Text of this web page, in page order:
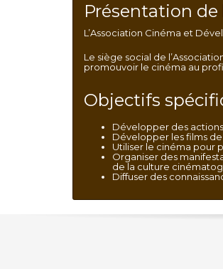
Présentation de
L’Association Cinéma et
Le siège social de
promouvoir le cinéma au
Objectifs
Développer des
Développer les films
Utiliser le cinéma pour
Organiser des
de la culture
Diffuser des